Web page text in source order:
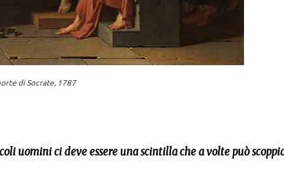
di Socrate, 1787
uomini ci deve essere una scintilla che a volte può